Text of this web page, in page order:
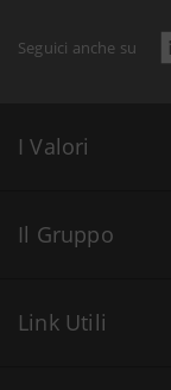
Seguici anche su
I Valori
Il Gruppo
Link Utili